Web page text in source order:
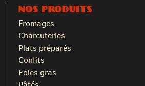
NOS PRODUITS
Fromages
Charcuteries
Plats préparés
Confits
Foies gras